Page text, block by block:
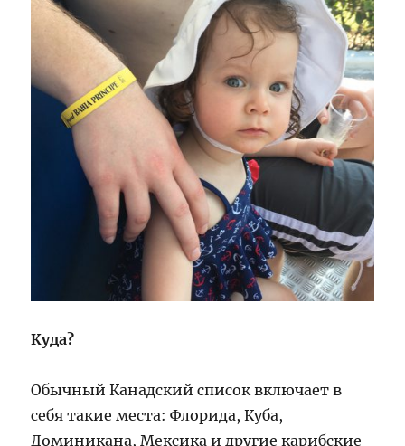
Куда?
Обычный Канадский список включает в
себя такие места: Флорида, Куба,
Доминикана, Мексика и другие карибские